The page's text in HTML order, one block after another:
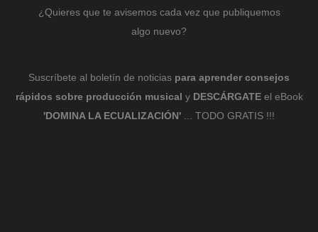
¿Quieres que te avisemos cada vez que publiquemos
algo nuevo?
Suscríbete al boletín de noticias para aprender consejos
rápidos sobre producción musical y DESCÁRGATEel eBook
'DOMINA LA ECUALIZACIÓN' ... TODO GRATIS !!!